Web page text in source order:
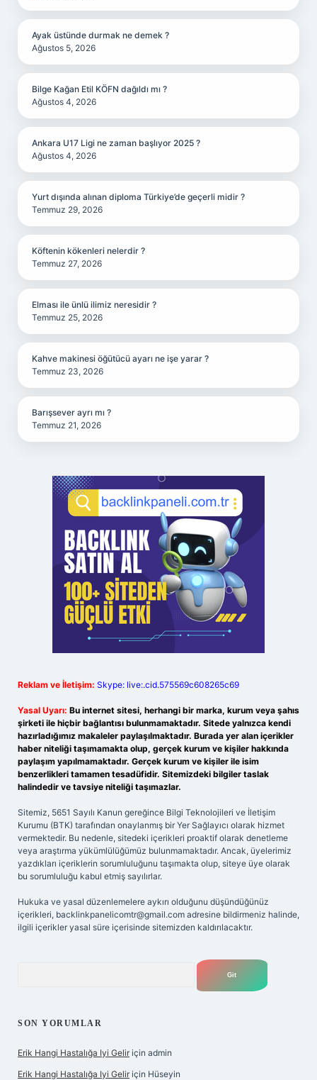
Ayak üstünde durmak ne demek ?
Ağustos 5, 2026
Bilge Kağan Etil KÖFN dağıldı mı ?
Ağustos 4, 2026
Ankara U17 Ligi ne zaman başlıyor 2025 ?
Ağustos 4, 2026
Yurt dışında alınan diploma Türkiye’de geçerli midir ?
Temmuz 29, 2026
Köftenin kökenleri nelerdir ?
Temmuz 27, 2026
Elması ile ünlü ilimiz neresidir ?
Temmuz 25, 2026
Kahve makinesi öğütücü ayarı ne işe yarar ?
Temmuz 23, 2026
Barışsever ayrı mı ?
Temmuz 21, 2026
Reklam ve İletişim: Skype: live:.cid.575569c608265c69
Yasal Uyarı: Bu internet sitesi, herhangi bir marka, kurum veya şahıs
şirketi ile hiçbir bağlantısı bulunmamaktadır. Sitede yalnızca kendi
hazırladığımız makaleler paylaşılmaktadır. Burada yer alan içerikler
haber niteliği taşımamakta olup, gerçek kurum ve kişiler hakkında
paylaşım yapılmamaktadır. Gerçek kurum ve kişiler ile isim
benzerlikleri tamamen tesadüfidir. Sitemizdeki bilgiler taslak
halindedir ve tavsiye niteliği taşımazlar.
Sitemiz, 5651 Sayılı Kanun gereğince Bilgi Teknolojileri ve İletişim
Kurumu (BTK) tarafından onaylanmış bir Yer Sağlayıcı olarak hizmet
vermektedir. Bu nedenle, sitedeki içerikleri proaktif olarak denetleme
veya araştırma yükümlülüğümüz bulunmamaktadır. Ancak, üyelerimiz
yazdıkları içeriklerin sorumluluğunu taşımakta olup, siteye üye olarak
bu sorumluluğu kabul etmiş sayılırlar.
Hukuka ve yasal düzenlemelere aykırı olduğunu düşündüğünüz
içerikleri, backlinkpanelicomtr@gmail.com adresine bildirmeniz halinde,
ilgili içerikler yasal süre içerisinde sitemizden kaldırılacaktır.
SON YORUMLAR
Erik Hangi Hastalığa Iyi Gelir için admin
Erik Hangi Hastalığa Iyi Gelir için Hüseyin